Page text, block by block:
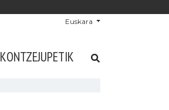
Euskara
KONTZEJUPETIK